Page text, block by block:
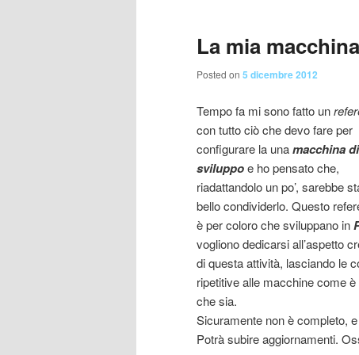
principale
secondario
La mia macchina
Posted on 5 dicembre 2012
Tempo fa mi sono fatto un
con tutto ciò che devo fare per
configurare la unamacchina di
sviluppoe ho pensato che,
riadattandolo un po’, sarebbe
bello condividerlo. Questo
è per coloro che sviluppano in
vogliono dedicarsi all’aspetto
di questa attività, lasciando le
ripetitive alle macchine come
che sia.
Sicuramente non è completo,
Potrà subire aggiornamenti.